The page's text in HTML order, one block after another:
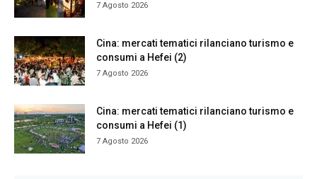
7 Agosto 2026
Cina: mercati tematici rilanciano turismo e
consumi a Hefei (2)
7 Agosto 2026
Cina: mercati tematici rilanciano turismo e
consumi a Hefei (1)
7 Agosto 2026